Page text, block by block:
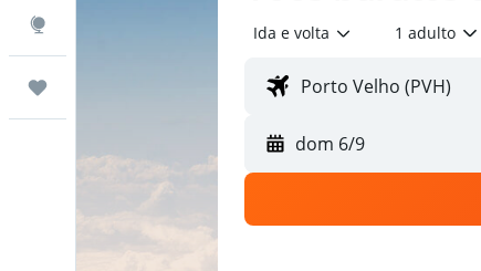
Ida e volta 1 adulto
dom 6/9